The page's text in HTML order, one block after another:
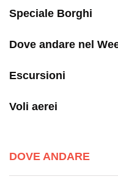
Speciale Borghi
Dove andare nel
Escursioni
Voli aerei
DOVE ANDARE